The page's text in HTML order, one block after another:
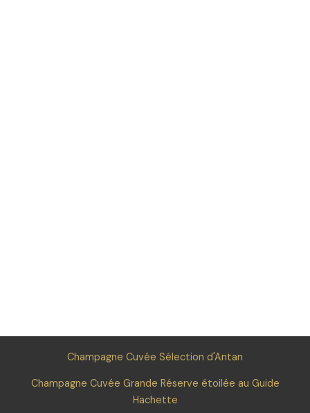
Champagne Cuvée Sélection d'Antan
Champagne Cuvée Grande Réserve étoilée au Guide
Hachette